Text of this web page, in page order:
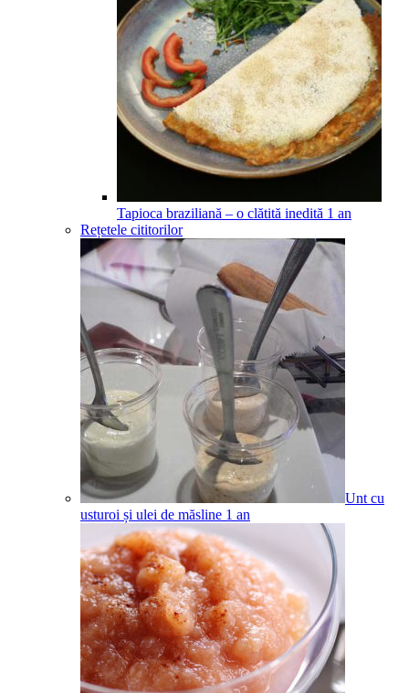
Tapioca braziliană – o clătită inedită 1 an
Rețetele cititorilor
Unt cu
usturoi și ulei de măsline 1 an